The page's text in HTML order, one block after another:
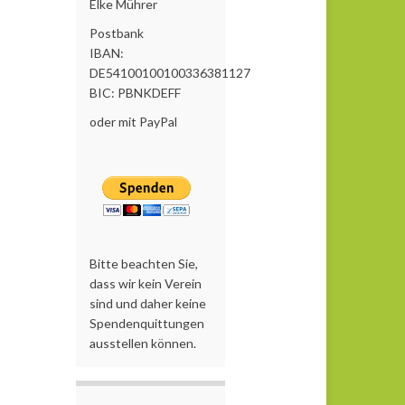
Elke Mührer
Postbank
IBAN:
DE54100100100336381127
BIC: PBNKDEFF
oder mit PayPal
Bitte beachten Sie,
dass wir kein Verein
sind und daher keine
Spendenquittungen
ausstellen können.